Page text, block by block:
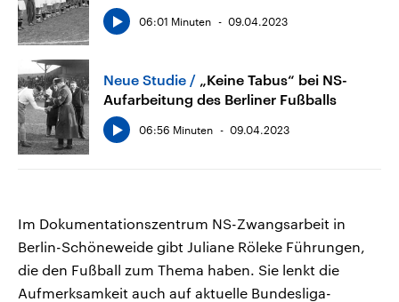
06:01 Minuten 09.04.2023
Neue Studie
„Keine Tabus“ bei NS-
Aufarbeitung des Berliner Fußballs
06:56 Minuten 09.04.2023
Im Dokumentationszentrum NS-Zwangsarbeit in
Berlin-Schöneweide gibt Juliane Röleke Führungen,
die den Fußball zum Thema haben. Sie lenkt die
Aufmerksamkeit auch auf aktuelle Bundesliga-